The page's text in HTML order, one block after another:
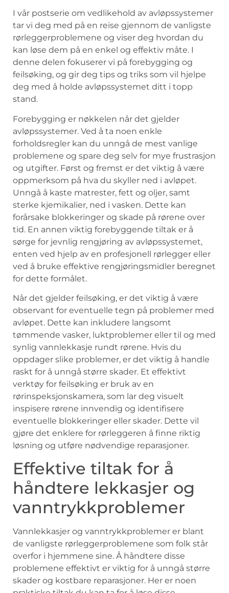
I vår postserie om ‌vedlikehold av avløpssystemer
tar vi deg med på en reise gjennom⁢ de vanligste
‌rørleggerproblemene og viser⁢ deg hvordan du
kan løse‍ dem på en ⁢enkel og effektiv måte. ⁤I
denne delen fokuserer vi på forebygging og
feilsøking,⁤ og ​gir deg ⁤tips og ‌triks som⁢ vil‍ hjelpe
deg med å holde avløpssystemet ditt i⁢ topp
stand.
Forebygging er nøkkelen når det ⁤gjelder
avløpssystemer. Ved ⁢å⁢ ta noen ‌enkle
‌forholdsregler‍ kan du ​unngå ⁣de mest ⁢vanlige
problemene ‍og​ spare deg ‍selv for mye frustrasjon
og utgifter. Først‍ og fremst​ er ‍det viktig å‍ være
oppmerksom på hva du skyller ned i avløpet.
Unngå å⁤ kaste matrester, fett ‍og⁢ oljer,⁣ samt
sterke kjemikalier, ned i vasken. Dette kan
forårsake blokkeringer⁢ og skade ‍på rørene over
tid. En annen viktig forebyggende tiltak er å
sørge ⁤for jevnlig rengjøring ‌av avløpssystemet,
enten⁢ ved hjelp ⁤av en profesjonell rørlegger eller
ved å​ bruke⁣ effektive rengjøringsmidler ‌beregnet
for dette formålet.
Når det gjelder ⁢feilsøking, er ‌det viktig å være
observant for eventuelle tegn ‍på problemer med
avløpet. ‌Dette ⁣kan inkludere langsomt
tømmende vasker, luktproblemer eller ⁣til og med
synlig vannlekkasje rundt rørene. Hvis du
oppdager slike problemer, er det ⁢viktig å handle
⁢raskt for å unngå større ⁢skader. Et⁣ effektivt
verktøy​ for feilsøking ‌er⁣ bruk ‍av en
rørinspeksjonskamera,⁤ som⁤ lar deg visuelt
inspisere‌ rørene innvendig og‍ identifisere⁣
eventuelle blokkeringer ​eller skader. Dette ‍vil
gjøre det⁢ enklere ‌for​ rørleggeren å finne riktig
løsning og utføre nødvendige reparasjoner.
Effektive tiltak for å
håndtere lekkasjer og
vanntrykkproblemer
Vannlekkasjer og vanntrykkproblemer‍ er blant
de vanligste rørleggerproblemene som ⁣folk står
overfor ⁤i hjemmene sine. Å håndtere⁣ disse
problemene effektivt ‌er viktig for å unngå større
skader⁢ og kostbare ⁢reparasjoner. Her​ er noen